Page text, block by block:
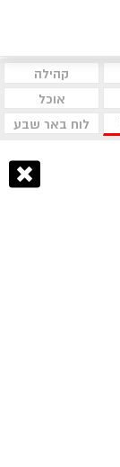
קהילה
אוכל
לוח באר שבע